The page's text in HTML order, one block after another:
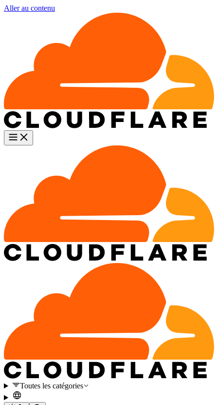
Aller au contenu
Toutes les catégories